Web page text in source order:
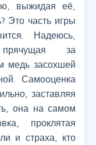
выжидая её,
Это часть игры
Надеюсь,
за
медь засохшей
Самооценка
заставляя
она на самом
проклятая
и страха, кто